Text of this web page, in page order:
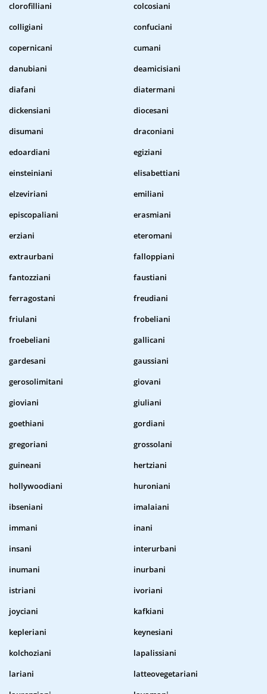
clorofilliani
colcosiani
colligiani
confuciani
copernicani
cumani
danubiani
deamicisiani
diafani
diatermani
dickensiani
diocesani
disumani
draconiani
edoardiani
egiziani
einsteiniani
elisabettiani
elzeviriani
emiliani
episcopaliani
erasmiani
erziani
eteromani
extraurbani
falloppiani
fantozziani
faustiani
ferragostani
freudiani
friulani
frobeliani
froebeliani
gallicani
gardesani
gaussiani
gerosolimitani
giovani
gioviani
giuliani
goethiani
gordiani
gregoriani
grossolani
guineani
hertziani
hollywoodiani
huroniani
ibseniani
imalaiani
immani
inani
insani
interurbani
inumani
inurbani
istriani
ivoriani
joyciani
kafkiani
kepleriani
keynesiani
kolchoziani
lapalissiani
lariani
latteovegetariani